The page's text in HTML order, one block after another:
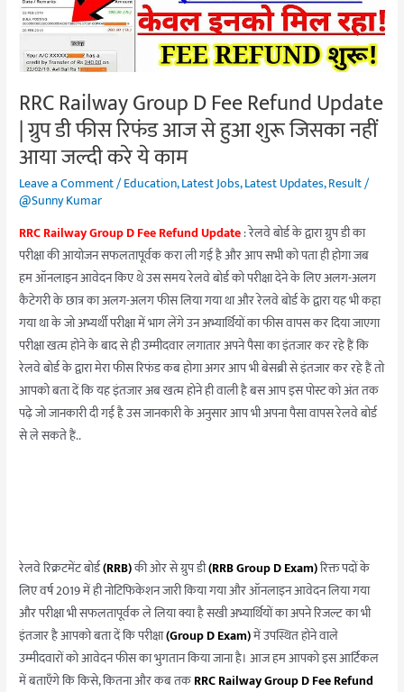
RRC Railway Group D Fee Refund Update
| ग्रुप डी फीस रिफंड आज से हुआ शुरू जिसका नहीं
आया जल्दी करे ये काम
Leave a Comment/Education,Latest Jobs,Latest Updates,Result/
@Sunny Kumar
RRC Railway Group D Fee Refund Update: रेलवे बोर्ड के द्वारा ग्रुप डी का
परीक्षा की आयोजन सफलतापूर्वक करा ली गई है और आप सभी को पता ही होगा जब
हम ऑनलाइन आवेदन किए थे उस समय रेलवे बोर्ड को परीक्षा देने के लिए अलग-अलग
कैटेगरी के छात्र का अलग-अलग फीस लिया गया था और रेलवे बोर्ड के द्वारा यह भी कहा
गया था के जो अभ्यर्थी परीक्षा में भाग लेंगे उन अभ्यार्थियों का फीस वापस कर दिया जाएगा
परीक्षा खत्म होने के बाद से ही उम्मीदवार लगातार अपने पैसा का इंतजार कर रहे हैं कि
रेलवे बोर्ड के द्वारा मेरा फीस रिफंड कब होगा अगर आप भी बेसब्री से इंतजार कर रहे हैं तो
आपको बता दें कि यह इंतजार अब खत्म होने ही वाली है बस आप इस पोस्ट को अंत तक
पढ़े जो जानकारी दी गई है उस जानकारी के अनुसार आप भी अपना पैसा वापस रेलवे बोर्ड
से ले सकते हैं..
रेलवे रिक्रटमेंट बोर्ड(RRB)की ओर से ग्रुप डी(RRB Group D Exam)रिक्त पदों के
लिए वर्ष 2019 में ही नोटिफिकेशन जारी किया गया और ऑनलाइन आवेदन लिया गया
और परीक्षा भी सफलतापूर्वक ले लिया क्या है सखी अभ्यार्थियों का अपने रिजल्ट का भी
इंतजार है आपको बता दें कि परीक्षा(Group D Exam)में उपस्थित होने वाले
उम्मीदवारों को आवेदन फीस का भुगतान किया जाना है। आज हम आपको इस आर्टिकल
में बताएँगे कि किसे, कितना और कब तकRRC Railway Group D Fee Refund
Update
ग्रुप
फीस
रिफंड
आज
से
हुआ
जिसका
नहीं
आया
जल्दी
करे
ये
काम